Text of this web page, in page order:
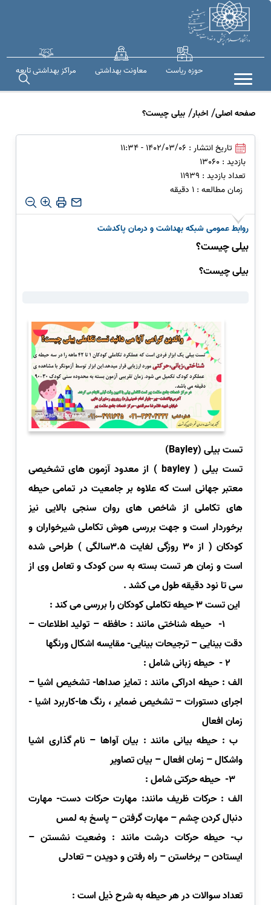
حوزه ریاست معاونت بهداشتی مراکز بهداشتی تابعه
صفحه اصلی اخبار بیلی چیست؟
تاریخ انتشار : 1402/03/06 - 11:34
بازدید : 13060
تعداد بازدید : 11939
زمان مطالعه : 1 دقیقه
روابط عمومی شبکه بهداشت و درمان پاکدشت
بیلی چیست؟
بیلی چیست؟
تست بیلیBayley)
)
تست بیلی (
bayley ) از معدود آزمون های تشخیصی
معتبر جهانی است که علاوه بر جامعیت در تمامی حیطه
های تکاملی از شاخص های روان سنجی بالایی نیز
برخوردار است و جهت بررسی هوش تکاملی شیرخواران و
کودکان ( از 30
روزگی لغایت 3.5سالگی ) طراحی شده
است و زمان هر تست بسته به سن کودک و تعامل وی از
سی تا نود دقیقه طول می کشد .
این تست 3 حیطه تکاملی کودکان را بررسی می کند :
حیطه شناختی مانند : حافظه– تولید اطلاعات –
دقت بینایی– ترجیحات بینایی-مقایسه اشکال ورنگها
الف : حیطه ادراکی مانند : تمایز صداها- تشخیص اشیا–
اجرای دستورات– تشخیص ضمایر ، رنگ ها-کاربرد اشیا -
زمان افعال
ب : حیطه بیانی مانند : بیان آواها – نام گذاری اشیا
واشکال– زمان افعال– بیان تصاویر
3-
حیطه حرکتی شامل :
الف : حرکات ظریف مانند: مهارت حرکات دست- مهارت
دنبال کردن چشم– مهارت گرفتن– پاسخ به لمس
ب- حیطه حرکات درشت مانند : وضعیت نشستن –
ایستادن– برخاستن– راه رفتن و دویدن– تعادلی
تعداد سوالات در هر حیطه به شرح ذیل است :